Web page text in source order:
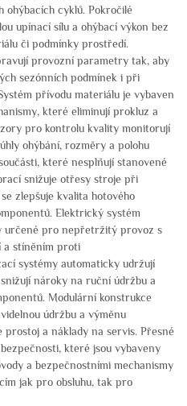
ohýbacích cyklů. Pokročilé
upínací sílu a ohýbací výkon bez
či podmínky prostředí.
provozní parametry tak, aby
sezónních podmínek i při
přívodu materiálu je vybaven
které eliminují prokluz a
pro kontrolu kvality monitorují
ohýbání, rozměry a polohu
které nesplňují stanovené
snižuje otřesy stroje při
zlepšuje kvalita hotového
Elektrický systém
určené pro nepřetržitý provoz s
a stíněním proti
systémy automaticky udržují
nároky na ruční údržbu a
Modulární konstrukce
údržbu a výměnu
prostoj a náklady na servis. Přesné
které jsou vybaveny
a bezpečnostními mechanismy
jak pro obsluhu, tak pro